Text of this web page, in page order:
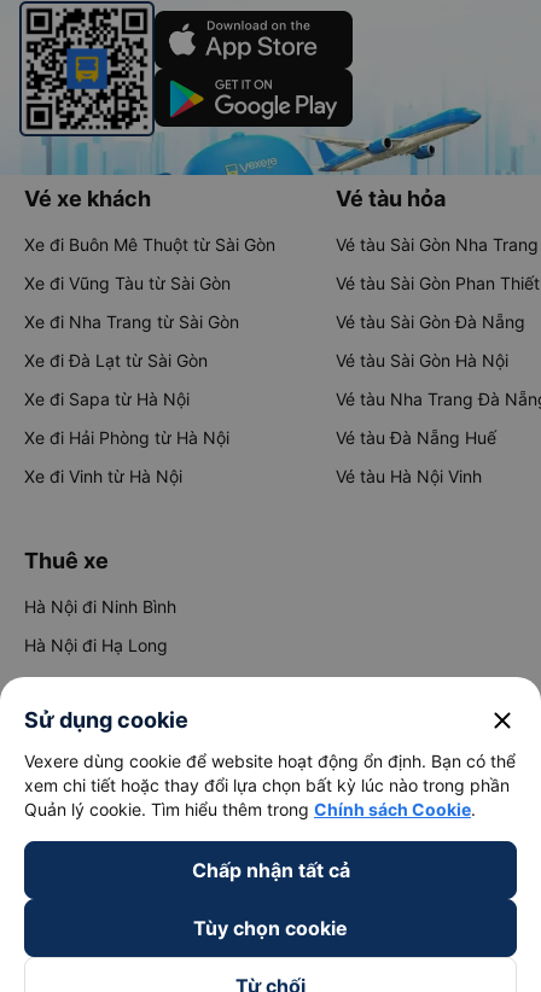
Vé xe khách
Xe đi Buôn Mê Thuột từ Sài Gòn
Xe đi Vũng Tàu từ Sài Gòn
Xe đi Nha Trang từ Sài Gòn
Xe đi Đà Lạt từ Sài Gòn
Xe đi Sapa từ Hà Nội
Xe đi Hải Phòng từ Hà Nội
Xe đi Vinh từ Hà Nội
Vé tàu hỏa
Vé tàu Sài Gòn Nha Trang
Vé tàu Sài Gòn Phan Thiết
Vé tàu Sài Gòn Đà Nẵng
Vé tàu Sài Gòn Hà Nội
Vé tàu Nha Trang Đà
Vé tàu Đà Nẵng Huế
Vé tàu Hà Nội Vinh
Thuê xe
Hà Nội đi Ninh Bình
Hà Nội đi Hạ Long
Hà Nội đi Sa Pa
Hà Nội đi Tam Đảo
Đà Nẵng đi Hội An
Đà Nẵng đi Huế
Hải Phòng đi Hà Nội
Sử dụng cookie close
Vexere dùng cookie để website hoạt động ổn định. Bạn có thể
xem chi tiết hoặc thay đổi lựa chọn bất kỳ lúc nào trong phần
Quản lý cookie. Tìm hiểu thêm trong Chính sách Cookie.
Chấp nhận tất cả
Tùy chọn cookie
Từ chối